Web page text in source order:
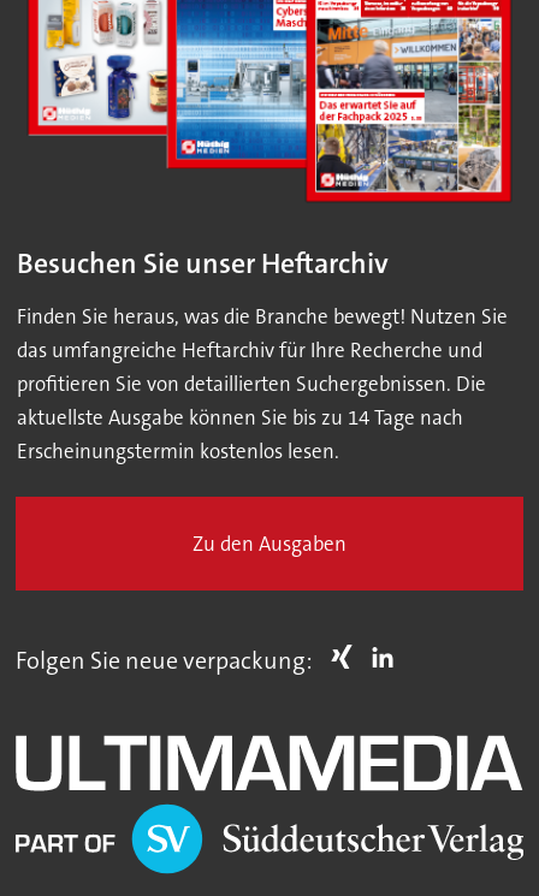
Besuchen Sie unser Heftarchiv
Finden Sie heraus, was die Branche bewegt! Nutzen Sie
das umfangreiche Heftarchiv für Ihre Recherche und
profitieren Sie von detaillierten Suchergebnissen. Die
aktuellste Ausgabe können Sie bis zu 14 Tage nach
Erscheinungstermin kostenlos lesen.
Zu den Ausgaben
Folgen Sie neue verpackung: